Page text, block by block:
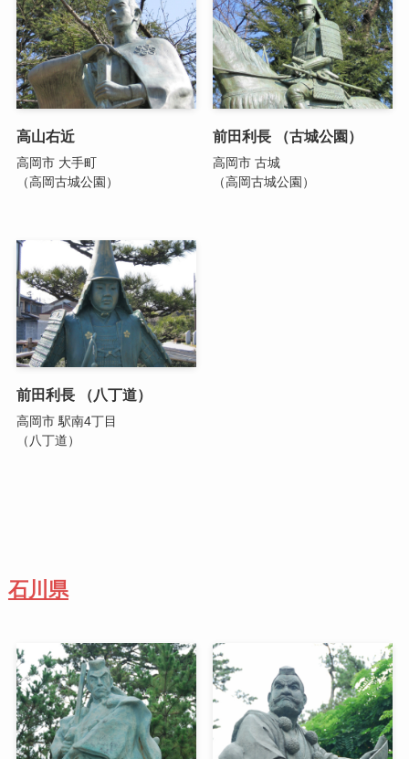
高山右近
高岡市 大手町
（高岡古城公園）
前田利長 （古城公園）
高岡市 古城
（高岡古城公園）
前田利長 （八丁道）
高岡市 駅南4丁目
（八丁道）
石川県